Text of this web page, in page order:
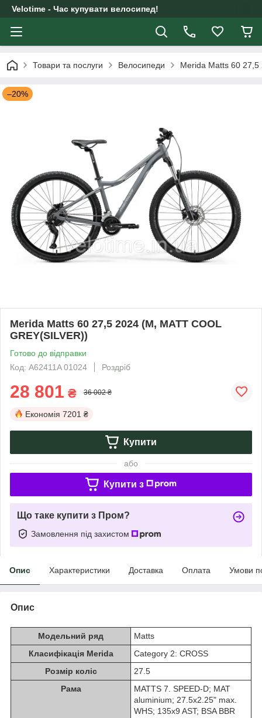
Velotime - Час купувати велосипед!
Товари та послуги Велосипеди Merida Matts 60 27,5
–20%
Merida Matts 60 27,5 2024 (M, MATT COOL
GREY(SILVER))
Готово до відправки
Код: A62411A 01024
Роздріб
28 801 ₴ 36 002 ₴
Економія 7201 ₴
Купити
або
Купити з
Що таке купити з Пром?
Замовлення під захистом
Опис Характеристики Доставка Оплата Умови
Опис
Модельний ряд
Matts
Класифікація Merida
Category 2: CROSS
Розмір коліс
27.5
Рама
MATTS 7. SPEED-D; MAT
aluminium; 27.5x2.25" max.
WHS; 135x9 AST; BSA BBR